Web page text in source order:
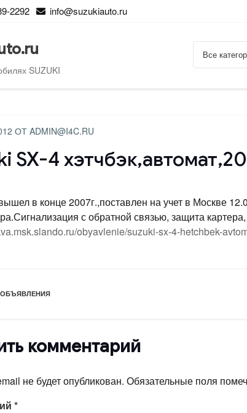
2292 info@suzukiauto.ru
SUZUKI
Искать
ОТ ADMIN@I4C.RU
SX-4
в конце 2007г.,поставлен на учет в Москве
с обратной связью, защита
obyavlenie/suzuki-sx-4-hetchbek-
ОБЪЯВЛЕНИЯ
комментарий
не будет опубликован. Обязательные поля
*